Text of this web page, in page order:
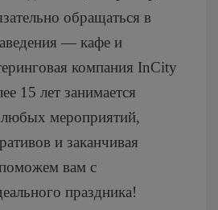
обращаться в
— кафе и
компания InCity
15 лет занимается
мероприятий,
и заканчивая
вам с
праздника!